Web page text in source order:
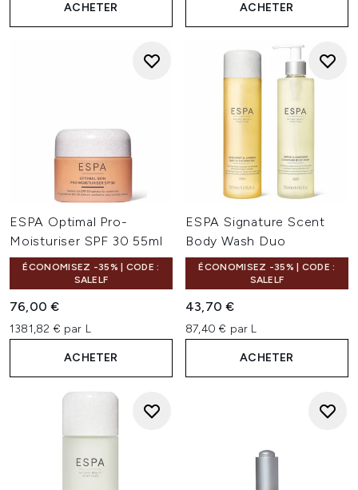
ACHETER ACHETER
ESPA Optimal Pro-
Moisturiser SPF 30 55ml
ÉCONOMISEZ -35% | CODE :
SALELF
76,00 €
1381,82 € par L
ACHETER
ESPA Signature Scent
Body Wash Duo
ÉCONOMISEZ -35% | CODE :
SALELF
43,70 €
87,40 € par L
ACHETER